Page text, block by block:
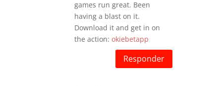
games run great. Been
having a blast on it.
Download it and get in on
the action: okiebetapp
Responder